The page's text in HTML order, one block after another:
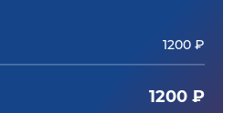
1200 ₽
1200 ₽